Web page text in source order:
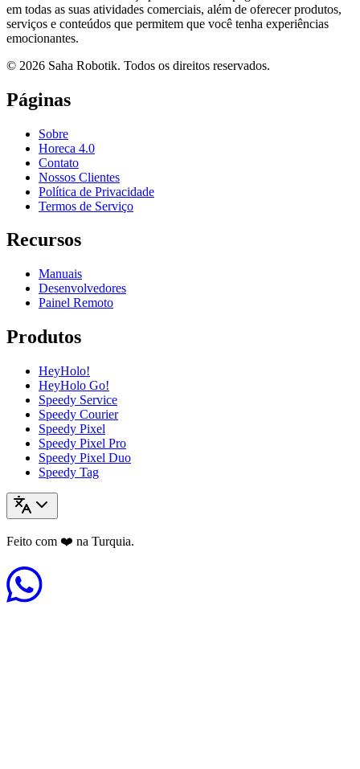
em todas as suas atividades comerciais, além de oferecer produtos,
serviços e conteúdos que permitem que você tenha experiências
emocionantes.
© 2026 Saha Robotik. Todos os direitos reservados.
Páginas
Sobre
Horeca 4.0
Contato
Nossos Clientes
Política de Privacidade
Termos de Serviço
Recursos
Manuais
Desenvolvedores
Painel Remoto
Produtos
HeyHolo!
HeyHolo Go!
Speedy Service
Speedy Courier
Speedy Pixel
Speedy Pixel Pro
Speedy Pixel Duo
Speedy Tag
Feito com ❤️ na Turquia.